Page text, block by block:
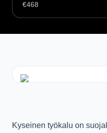
€468
Kyseinen työkalu on